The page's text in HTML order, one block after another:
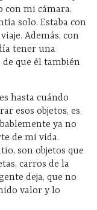
con mi cámara.
solo. Estaba con
Además, con
tener una
que él también
hasta cuándo
esos objetos, es
ya no
de mi vida.
son objetos que
carros de la
deja, que no
valor y lo